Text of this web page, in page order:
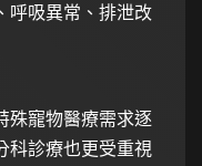
呼吸異常、排泄改
殊寵物醫療需求逐
科診療也更受重視